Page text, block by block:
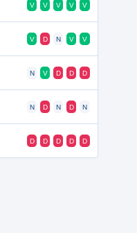
V V V V V
V D N V V
N V D D D
N D N D N
D D D D D